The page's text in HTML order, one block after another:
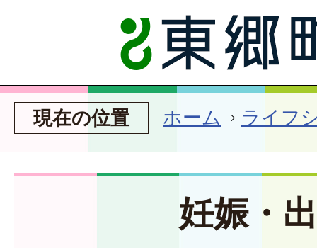
現在の位置 ホーム ライフ
妊娠・